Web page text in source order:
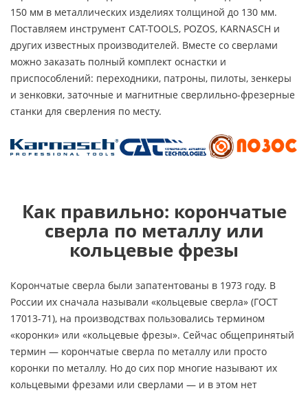
150 мм в металлических изделиях толщиной до 130 мм.
Поставляем инструмент CAT-TOOLS, POZOS, KARNASCH и
других известных производителей. Вместе со сверлами
можно заказать полный комплект оснастки и
приспособлений: переходники, патроны, пилоты, зенкеры
и зенковки, заточные и магнитные сверлильно-фрезерные
станки для сверления по месту.
Как правильно: корончатые
сверла по металлу или
кольцевые фрезы
Корончатые сверла были запатентованы в 1973 году. В
России их сначала называли «кольцевые сверла» (ГОСТ
17013-71), на производствах пользовались термином
«коронки» или «кольцевые фрезы». Сейчас общепринятый
термин — корончатые сверла по металлу или просто
коронки по металлу. Но до сих пор многие называют их
кольцевыми фрезами или сверлами — и в этом нет